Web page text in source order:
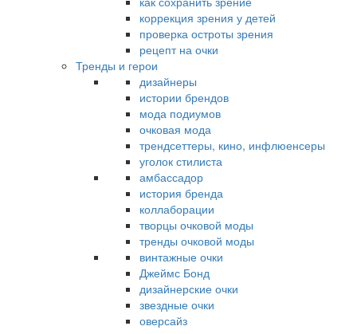
коррекция зрения у детей
проверка остроты зрения
рецепт на очки
Тренды и герои
дизайнеры
истории брендов
мода подиумов
очковая мода
трендсеттеры, кино, инфлюенсеры
уголок стилиста
амбассадор
история бренда
коллаборации
творцы очковой моды
тренды очковой моды
винтажные очки
Джеймс Бонд
дизайнерские очки
звездные очки
оверсайз